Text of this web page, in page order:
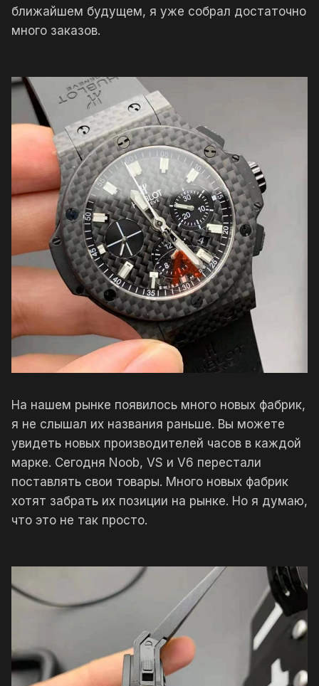
ближайшем будущем, я уже собрал достаточно
много заказов.
На нашем рынке появилось много новых фабрик,
я не слышал их названия раньше. Вы можете
увидеть новых производителей часов в каждой
марке. Сегодня Noob, VS и V6 перестали
поставлять свои товары. Много новых фабрик
хотят забрать их позиции на рынке. Но я думаю,
что это не так просто.